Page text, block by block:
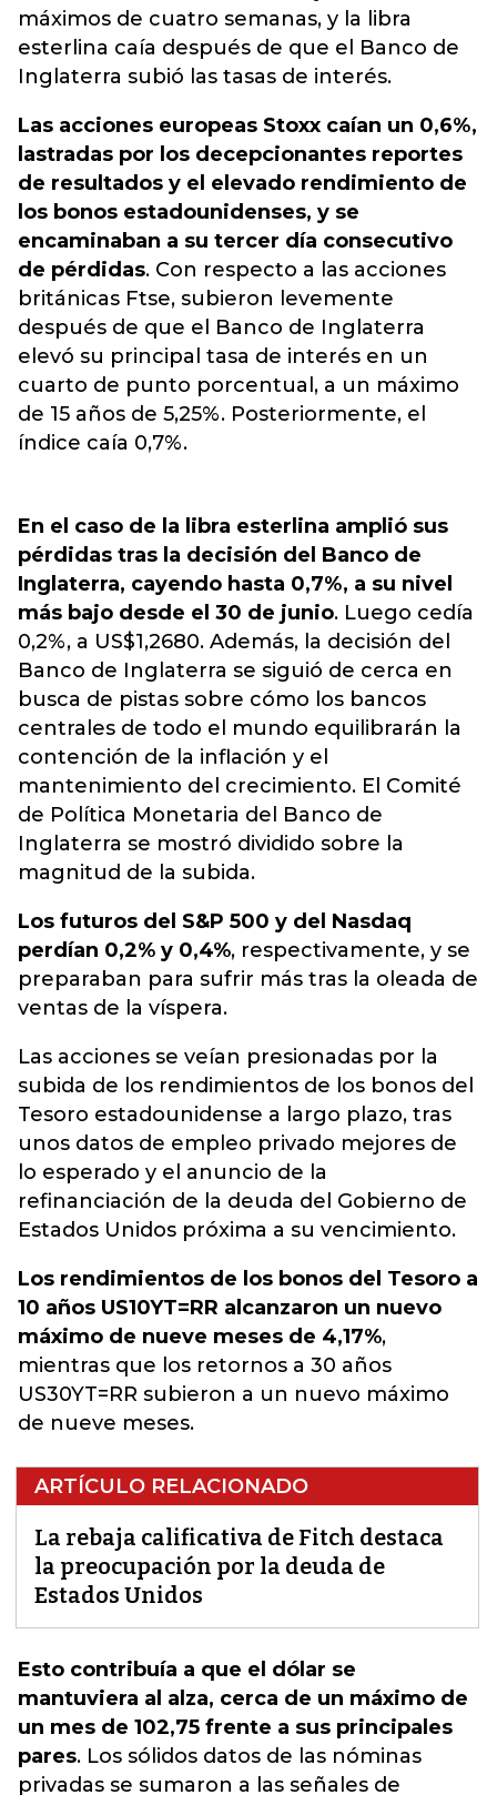
máximos de cuatro semanas, y la libra
esterlina caía después de que el Banco de
Inglaterra subió las tasas de interés.
Las acciones europeas Stoxx caían un 0,6%,
lastradas por los decepcionantes reportes
de resultados y el elevado rendimiento de
los bonos estadounidenses, y se
encaminaban a su tercer día consecutivo
de pérdidas. Con respecto a las acciones
británicas Ftse, subieron levemente
después de que el Banco de Inglaterra
elevó su principal tasa de interés en un
cuarto de punto porcentual, a un máximo
de 15 años de 5,25%. Posteriormente, el
índice caía 0,7%.
En el caso de la libra esterlina amplió sus
pérdidas tras la decisión del Banco de
Inglaterra, cayendo hasta 0,7%, a su nivel
más bajo desde el 30 de junio. Luego cedía
0,2%, a US$1,2680. Además, la decisión del
Banco de Inglaterra se siguió de cerca en
busca de pistas sobre cómo los bancos
centrales de todo el mundo equilibrarán la
contención de la inflación y el
mantenimiento del crecimiento. El Comité
de Política Monetaria del Banco de
Inglaterra se mostró dividido sobre la
magnitud de la subida.
Los futuros del S&P 500 y del Nasdaq
perdían 0,2% y 0,4%, respectivamente, y se
preparaban para sufrir más tras la oleada de
ventas de la víspera.
Las acciones se veían presionadas por la
subida de los rendimientos de los bonos del
Tesoro estadounidense a largo plazo, tras
unos datos de empleo privado mejores de
lo esperado y el anuncio de la
refinanciación de la deuda del Gobierno de
Estados Unidos próxima a su vencimiento.
Los rendimientos de los bonos del Tesoro a
10 años US10YT=RR alcanzaron un nuevo
máximo de nueve meses de 4,17%,
mientras que los retornos a 30 años
US30YT=RR subieron a un nuevo máximo
de nueve meses.
ARTÍCULO RELACIONADO
La rebaja calificativa de Fitch destaca
la preocupación por la deuda de
Estados Unidos
Esto contribuía a que el dólar se
mantuviera al alza, cerca de un máximo de
un mes de 102,75 frente a sus principales
pares. Los sólidos datos de las nóminas
privadas se sumaron a las señales de